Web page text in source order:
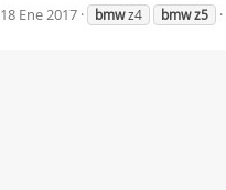
18 Ene 2017 bmwz4 bmwz5